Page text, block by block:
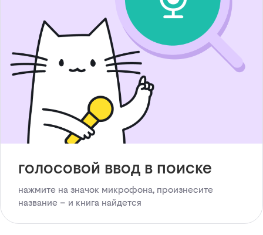
голосовой ввод в поиске
нажмите на значок микрофона, произнесите
название – и книга найдется